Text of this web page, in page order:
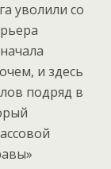
уволили со
и здесь
подряд в